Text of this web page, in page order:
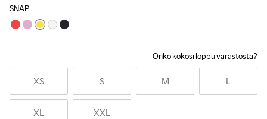
SNAP
Onko kokosi loppu varastosta?
XS S M L
XL XXL